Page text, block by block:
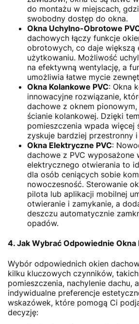
do montażu w miejscach,
swobodny dostęp do okna.
Okna Uchylno-Obrotowe
dachowych łączy funkcje
obrotowych, co daje większą
użytkowaniu. Możliwość
na efektywną wentylację, a
umożliwia łatwe mycie
Okna Kolankowe PVC: Okna
innowacyjne rozwiązanie,
dachowe z oknem
ścianie kolankowej. Dzięki
pomieszczenia wpada więcej
zyskuje bardziej przestronny
Okna Elektryczne PVC:
dachowe z PVC wyposażone
elektrycznego otwierania to
dla osób ceniących sobie
nowoczesność. Sterowanie
pilota lub aplikacji mobilnej
otwieranie i zamykanie, a
deszczu automatycznie
opadów.
4. Jak Wybrać Odpowiednie Okna
Wybór odpowiednich okien
kilku kluczowych czynników,
pomieszczenia, nachylenie dachu,
indywidualne preferencje
wskazówek, które pomogą Ci
decyzję: